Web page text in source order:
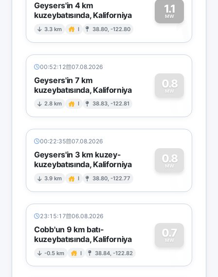
Geysers'in 4 km
kuzeybatısında, Kaliforniya
3.3 km I 38.80, -122.80
1.1
MW1
00:52:12 07.08.2026
Geysers'in 7 km
kuzeybatısında, Kaliforniya
2.8 km I 38.83, -122.81
0.8
MW
0
00:22:35 07.08.2026
Geysers'in 3 km kuzey-
kuzeybatısında, Kaliforniya
3.9 km I 38.80, -122.77
0.8
MW
0
23:15:17 06.08.2026
Cobb'un 9 km batı-
kuzeybatısında, Kaliforniya
-0.5 km I 38.84, -122.82
0.7
MW
0